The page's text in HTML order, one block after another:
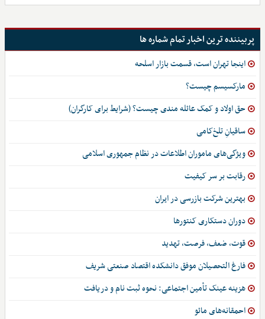
پربیننده ترین اخبار تمام شماره ها
اینجا تهران است، قسمت بازار اسلحه
مارکسیسم چیست؟
حق اولاد و کمک عائله مندی چیست؟ (شرایط برای کارگران)
ساقیانِ تلخ‌کامی
ویژگی‌های ماموران اطلاعات در نظام جمهوری اسلامی
رقابت بر سر کیفیت
بهترین شرکت بازرسی در ایران
دوران دستکاری کنتورها
قوت، ضعف، فرصت، تهدید
فارغ التحصیلان موفق دانشکده اقتصاد صنعتی شریف
هزینه عینک تأمین اجتماعی: نحوه ثبت نام و دریافت
احمقانه‌های مائو